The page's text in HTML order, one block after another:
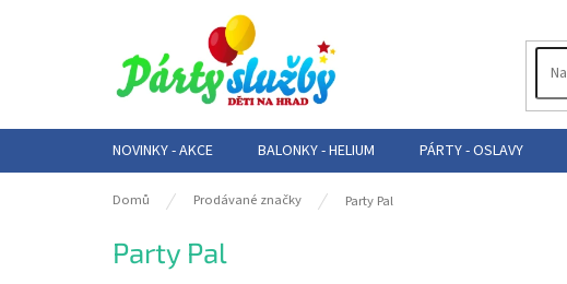
NOVINKY - AKCE BALONKY - HELIUM PÁRTY - OSLAVY
Domů Prodávané značky Party Pal
Party Pal